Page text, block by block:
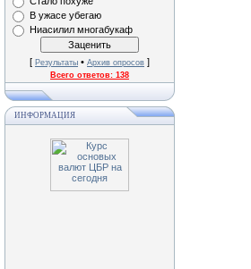
В ужасе убегаю
Ниасилил многабукаф
[ Результаты • Архив опросов ]
Всего ответов: 138
ИНФОРМАЦИЯ